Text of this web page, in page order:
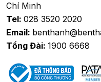
Chí Minh
Tel: 028 3520 2020
Email:
Tổng Đài: 1900 6668